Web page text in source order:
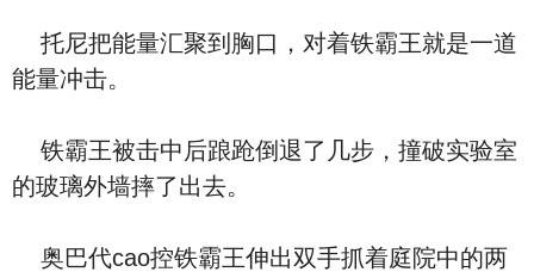
托尼把能量汇聚到胸口，对着铁霸王就是一道
能量冲击。
铁霸王被击中后踉跄倒退了几步，撞破实验室
的玻璃外墙摔了出去。
奥巴代cao控铁霸王伸出双手抓着庭院中的两